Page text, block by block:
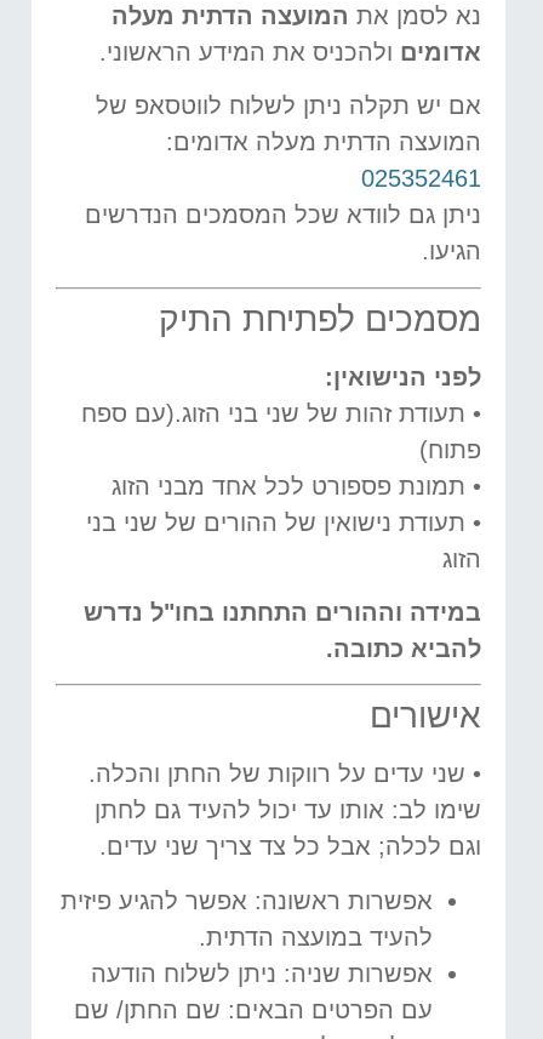
נא לסמן את המועצה הדתית מעלה
אדומים ולהכניס את המידע הראשוני.
אם יש תקלה ניתן לשלוח לווטסאפ של
המועצה הדתית מעלה אדומים:
025352461
ניתן גם לוודא שכל המסמכים הנדרשים
הגיעו.
מסמכים לפתיחת התיק
לפני הנישואין:
• תעודת זהות של שני בני הזוג.(עם ספח
פתוח)
• תמונת פספורט לכל אחד מבני הזוג
• תעודת נישואין של ההורים של שני בני
הזוג
במידה וההורים התחתנו בחו"ל נדרש
להביא כתובה.
אישורים
• שני עדים על רווקות של החתן והכלה.
שימו לב: אותו עד יכול להעיד גם לחתן
וגם לכלה; אבל כל צד צריך שני עדים.
אפשרות ראשונה: אפשר להגיע פיזית
להעיד במועצה הדתית.
אפשרות שניה: ניתן לשלוח הודעה
עם הפרטים הבאים: שם החתן/ שם